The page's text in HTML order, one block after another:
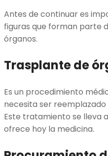
Antes de continuar es
figuras que forman parte
órganos.
Trasplante de
Es un procedimiento
necesita ser
Este tratamiento se lleva
ofrece hoy la medicina.